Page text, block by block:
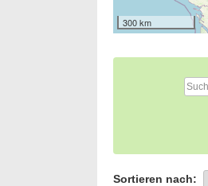
300 km
Sortieren nach: